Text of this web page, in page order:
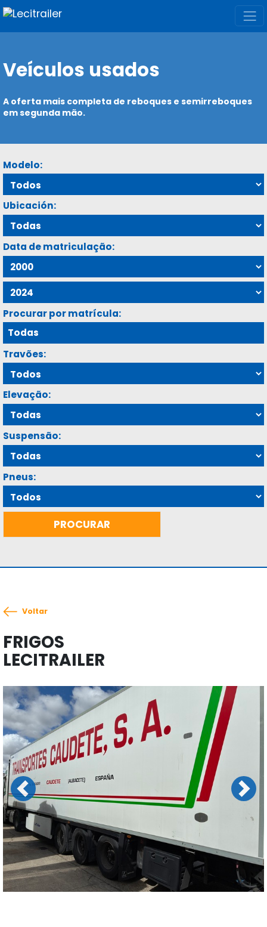
Veículos usados
A oferta mais completa de reboques e semirreboques
em segunda mão.
Modelo:
Ubicación:
Data de matriculação:
Procurar por matrícula:
Travões:
Elevação:
Suspensão:
Pneus:
Voltar
FRIGOS
LECITRAILER
Previous Next